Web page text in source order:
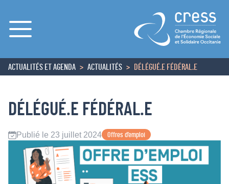
Menu
ACCUEIL
ACTUALITÉS ET AGENDA ACTUALITÉS DÉLÉGUÉ.E FÉDÉRAL.E
DÉLÉGUÉ.E FÉDÉRAL.E
Publié le 23 juillet 2024 Offres d’emploi